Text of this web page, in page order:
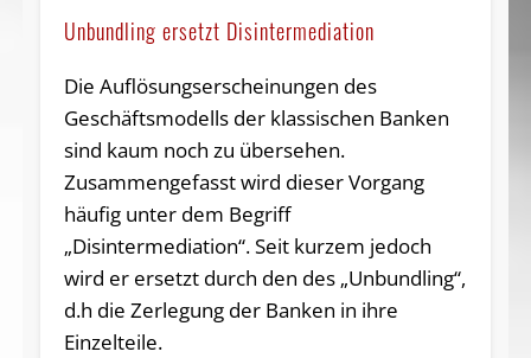
Unbundling ersetzt Disintermediation
Die Auflösungserscheinungen des
Geschäftsmodells der klassischen Banken
sind kaum noch zu übersehen.
Zusammengefasst wird dieser Vorgang
häufig unter dem Begriff
„Disintermediation“. Seit kurzem jedoch
wird er ersetzt durch den des „Unbundling“,
d.h die Zerlegung der Banken in ihre
Einzelteile.